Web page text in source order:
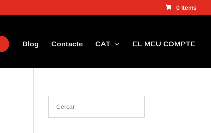
0 Items
Blog Contacte CAT EL MEU COMPTE